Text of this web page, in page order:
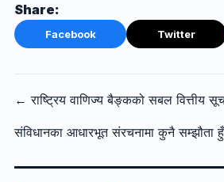
Share:
Facebook Twitter
← राष्ट्रिय वाणिज्य बैङ्कको सबल वित्तीय
संविधानका आधारभूत संरचनामा कुनै सम्झौता